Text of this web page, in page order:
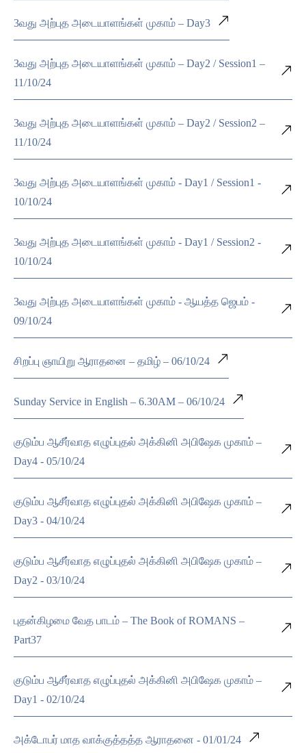
3வது அற்புத அடையாளங்கள் முகாம் – Day3
3வது அற்புத அடையாளங்கள் முகாம் – Day2 / Session1 –
11/10/24
3வது அற்புத அடையாளங்கள் முகாம் – Day2 / Session2 –
11/10/24
3வது அற்புத அடையாளங்கள் முகாம் - Day1 / Session1 -
10/10/24
3வது அற்புத அடையாளங்கள் முகாம் - Day1 / Session2 -
10/10/24
3வது அற்புத அடையாளங்கள் முகாம் - ஆயத்த ஜெபம் -
09/10/24
சிறப்பு ஞாயிறு ஆராதனை – தமிழ் – 06/10/24
Sunday Service in English – 6.30AM – 06/10/24
குடும்ப ஆசீர்வாத எழுப்புதல் அக்கினி அபிஷேக முகாம் –
Day4 - 05/10/24
குடும்ப ஆசீர்வாத எழுப்புதல் அக்கினி அபிஷேக முகாம் –
Day3 - 04/10/24
குடும்ப ஆசீர்வாத எழுப்புதல் அக்கினி அபிஷேக முகாம் –
Day2 - 03/10/24
புதன்கிழமை வேத பாடம் – The Book of ROMANS –
Part37
குடும்ப ஆசீர்வாத எழுப்புதல் அக்கினி அபிஷேக முகாம் –
Day1 - 02/10/24
அக்டோபர் மாத வாக்குத்தத்த ஆராதனை - 01/01/24